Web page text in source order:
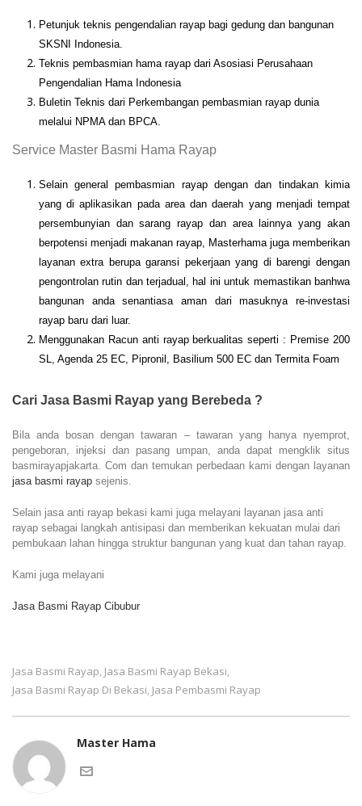
Petunjuk teknis pengendalian rayap bagi gedung dan bangunan
SKSNI Indonesia.
Teknis pembasmian hama rayap dari Asosiasi Perusahaan
Pengendalian Hama Indonesia
Buletin Teknis dari Perkembangan pembasmian rayap dunia
melalui NPMA dan BPCA.
Service Master Basmi Hama Rayap
Selain general pembasmian rayap dengan dan tindakan kimia
yang di aplikasikan pada area dan daerah yang menjadi tempat
persembunyian dan sarang rayap dan area lainnya yang akan
berpotensi menjadi makanan rayap, Masterhama juga memberikan
layanan extra berupa garansi pekerjaan yang di barengi dengan
pengontrolan rutin dan terjadual, hal ini untuk memastikan banhwa
bangunan anda senantiasa aman dari masuknya re-investasi
rayap baru dari luar.
Menggunakan Racun anti rayap berkualitas seperti : Premise 200
SL, Agenda 25 EC, Pipronil, Basilium 500 EC dan Termita Foam
Cari Jasa Basmi Rayap yang Berebeda ?
Bila anda bosan dengan tawaran – tawaran yang hanya nyemprot,
pengeboran, injeksi dan pasang umpan, anda dapat mengklik situs
basmirayapjakarta. Com dan temukan perbedaan kami dengan layanan
jasa basmi rayap sejenis.
Selain jasa anti rayap bekasi kami juga melayani layanan jasa anti
rayap sebagai langkah antisipasi dan memberikan kekuatan mulai dari
pembukaan lahan hingga struktur bangunan yang kuat dan tahan rayap.
Kami juga melayani
Jasa Basmi Rayap Cibubur
Jasa Basmi Rayap, Jasa Basmi Rayap Bekasi,
Jasa Basmi Rayap Di Bekasi, Jasa Pembasmi Rayap
Master Hama